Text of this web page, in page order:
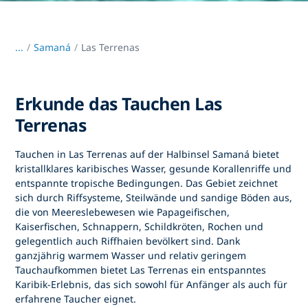
... / Samaná Las Terrenas
Erkunde das Tauchen Las
Terrenas
Tauchen in Las Terrenas auf der Halbinsel Samaná bietet
kristallklares karibisches Wasser, gesunde Korallenriffe und
entspannte tropische Bedingungen. Das Gebiet zeichnet
sich durch Riffsysteme, Steilwände und sandige Böden aus,
die von Meereslebewesen wie Papageifischen,
Kaiserfischen, Schnappern, Schildkröten, Rochen und
gelegentlich auch Riffhaien bevölkert sind. Dank
ganzjährig warmem Wasser und relativ geringem
Tauchaufkommen bietet Las Terrenas ein entspanntes
Karibik-Erlebnis, das sich sowohl für Anfänger als auch für
erfahrene Taucher eignet.